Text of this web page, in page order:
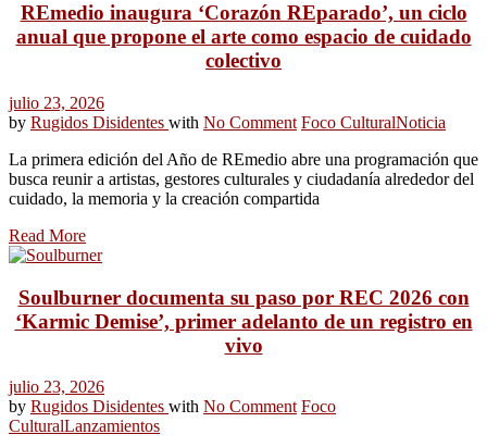
REmedio inaugura ‘Corazón REparado’, un ciclo
anual que propone el arte como espacio de cuidado
colectivo
julio 23, 2026
by Rugidos Disidentes with No Comment Foco CulturalNoticia
La primera edición del Año de REmedio abre una programación que
busca reunir a artistas, gestores culturales y ciudadanía alrededor del
cuidado, la memoria y la creación compartida
Read More
Soulburner documenta su paso por REC 2026 con
‘Karmic Demise’, primer adelanto de un registro en
vivo
julio 23, 2026
by Rugidos Disidentes with No Comment Foco
CulturalLanzamientos